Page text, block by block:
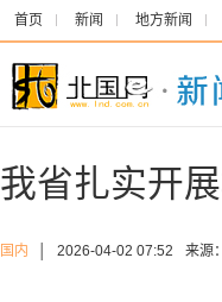
首页 新闻 地方新闻
我省扎实开
国内 2026-04-02 07:52 来源：